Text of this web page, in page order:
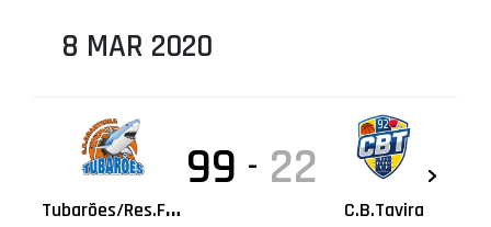
8 MAR 2020
T
ubarões/Res.FrutosMar
99 - 22
C.B.Tavira